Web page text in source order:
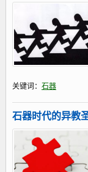
关键词： 石器
石器时代的异教